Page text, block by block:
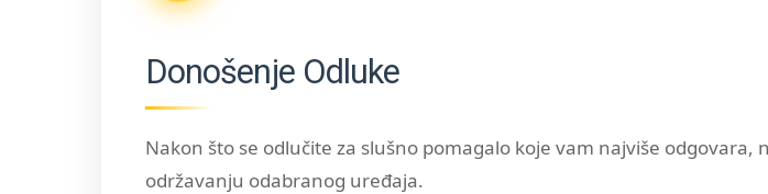
Donošenje Odluke
Nakon što se odlučite za slušno pomagalo koje vam najviše
održavanju odabranog uređaja.